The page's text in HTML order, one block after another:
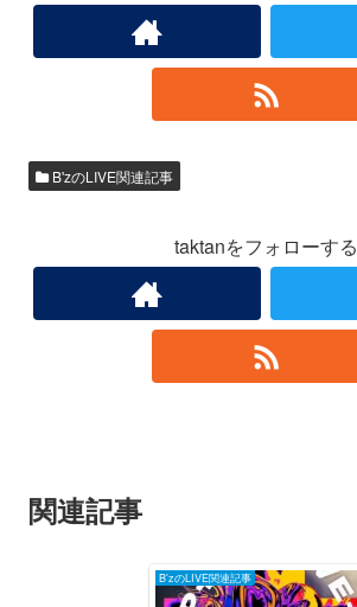
B'zのLIVE関連記事
taktanをフォローする
関連記事
B'zのLIVE関連記事